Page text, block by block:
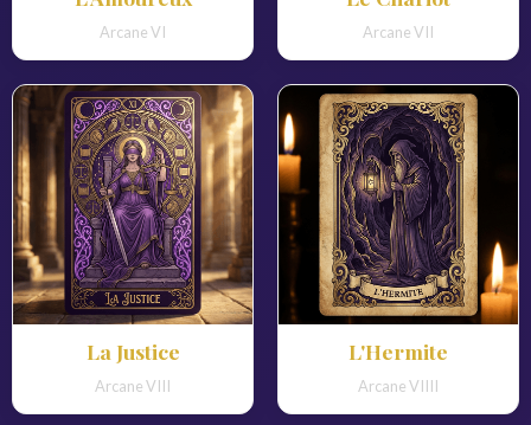
Arcane VI Arcane VII
La Justice
Arcane VIII
L'Hermite
Arcane VIIII